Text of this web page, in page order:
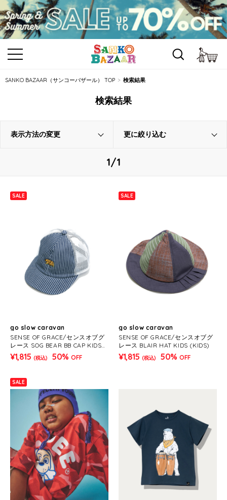
SANKO BAZAAR（サンコーバザール） TOP 検索結果
検索結果
表示方法の変更 更に絞り込む
1/1
SALE
go slow caravan
SENSE OF GRACE/センスオブグ
レース SOG BEAR BB CAP KIDS
(KIDS)
¥1,815 (税込) 50% OFF
SALE
go slow caravan
SENSE OF GRACE/センスオブグ
レース BLAIR HAT KIDS (KIDS)
¥1,815 (税込) 50% OFF
SALE